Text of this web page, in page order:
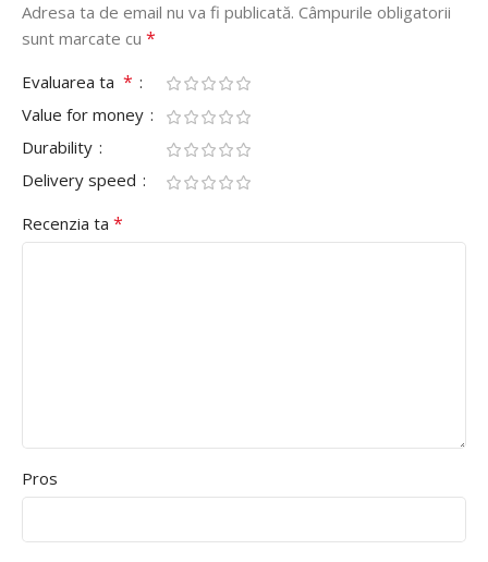
Adresa ta de email nu va fi publicată. Câmpurile obligatorii
sunt marcate cu *
Evaluarea ta *
Value for money
Durability
Delivery speed
Recenzia ta *
Pros